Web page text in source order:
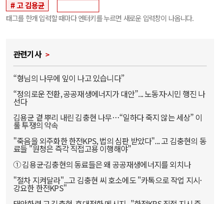
고 김용균
태그를 한개 입력할 때마다 엔터키를 누르면 새로운 입력창이 나옵니다.
관련기사
“형님의 나무에 잎이 나고 있습니다”
“정의로운 전환, 공공재생에너지가 대안”... 노동자·시민 행진 나
선다
김용균 곁 뿌리 내린 김충현 나무…“일하다 죽지 않는 세상” 이
룰 투쟁의 약속
"죽음을 외주화한 한전KPS, 법의 심판 받았다"... 고 김충현의 동
료들 "원청은 즉각 직접고용 이행해야"
① 김용균·김충현의 동료들은 왜 공공재생에너지를 외치나
"절차 지켜달라"...고 김충현 씨 호소에도 "카톡으로 작업 지시·
강요한 한전KPS"